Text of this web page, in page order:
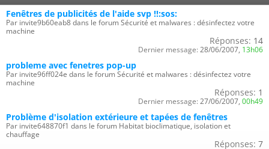
Fenêtres de publicités de l'aide svp !!:sos:
Par invite9b60eab8 dans le forum Sécurité et malwares : désinfectez votre
machine
Réponses: 14
Dernier message: 28/06/2007, 13h06
probleme avec fenetres pop-up
Par invite96ff024e dans le forum Sécurité et malwares : désinfectez votre
machine
Réponses: 1
Dernier message: 27/06/2007, 00h49
Problème d'isolation extérieure et tapées de fenêtres
Par invite648870f1 dans le forum Habitat bioclimatique, isolation et
chauffage
Réponses: 7